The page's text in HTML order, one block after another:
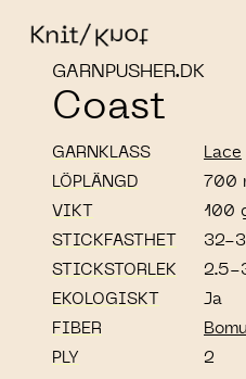
GARNPUSHER.DK
Coast
GARNKLASS
Lace
LÖPLÄNGD
700
VIKT
100
STICKFASTHET
32-
STICKSTORLEK
2.5-
EKOLOGISKT
Ja
FIBER
PLY
2